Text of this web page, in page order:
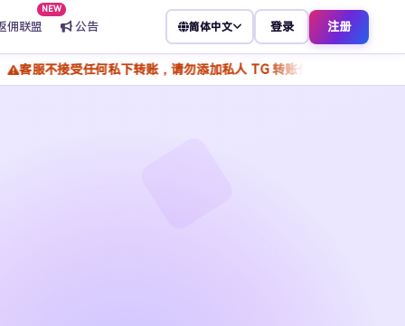
佣联盟
NEW
公告 简体中文 登录 注册
何私下转账，请勿添加私人 TG 转账付款，谨防骗子冒充客服，所有